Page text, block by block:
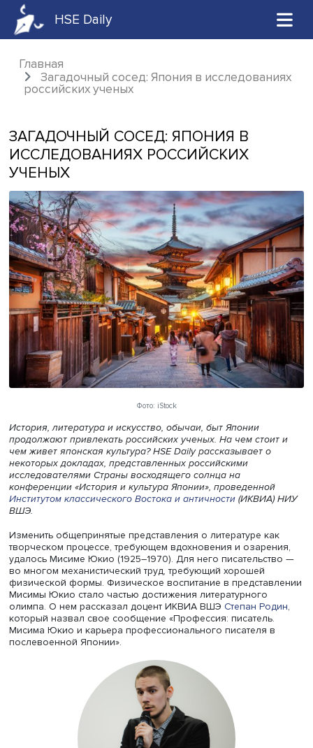
HSE Daily
Главная
Загадочный сосед: Япония в
ЗАГАДОЧНЫЙ СОСЕД: ЯПОНИЯ В
ИССЛЕДОВАНИЯХ РОССИЙСКИХ
УЧЕНЫХ
Фото: iStock
История, литература и искусство, обычаи, быт Японии
продолжают привлекать российских ученых. На чем
некоторых докладах, представленных российскими
исследователями Страны восходящего солнца на
конференции «История и культура Японии»,
Институтом классического Востока и античности
ВШЭ.
Изменить общепринятые представления о литературе
творческом процессе, требующем вдохновения и
удалось Мисиме Юкио (1925–1970). Для него
физической формы. Физическое воспитание в
Мисимы Юкио стало частью достижения литературного
олимпа. О нем рассказал доцент ИКВИА ВШЭ
который назвал свое сообщение «Профессия:
Мисима Юкио и карьера профессионального писателя
послевоенной Японии».